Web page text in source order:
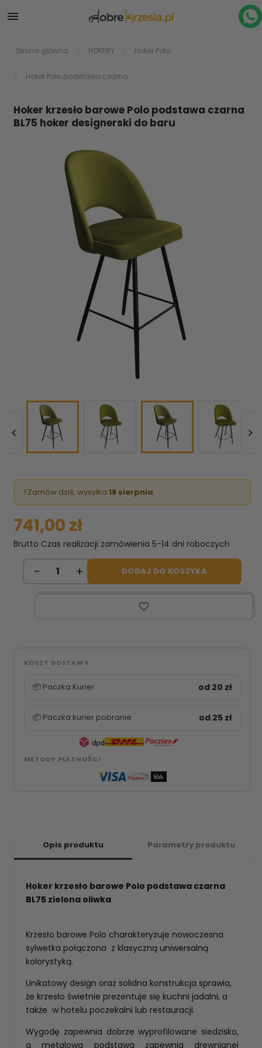

Strona główna HOKERY Hoker Polo
Hoker Polo podstawa czarna
Hoker krzesło barowe Polo podstawa czarna
BL75 hoker designerski do baru
 
⚡Zamów dziś, wysyłka 18 sierpnia
741,00 zł
Brutto Czas realizacji zamówienia 5-14 dni roboczych
DODAJ DO KOSZYKA
favorite_border
KOSZT DOSTAWY
📦 Paczka Kurier od 20 zł
📦 Paczka kurier pobranie od 25 zł
METODY PŁATNOŚCI
Opis produktu Parametry produktu
Hoker krzesło barowe Polo podstawa czarna
BL75 zielona oliwka
Krzesło barowe Polo charakteryzuje nowoczesna
sylwetka połączona z klasyczną uniwersalną
kolorystyką.
Unikatowy design oraz solidna konstrukcja sprawia,
że krzesło świetnie prezentuje się kuchni jadalni, a
także w hotelu poczekalni lub restauracji.
Wygodę zapewnia dobrze wyprofilowane siedzisko,
a metalowa podstawa zapewnia drewnianej